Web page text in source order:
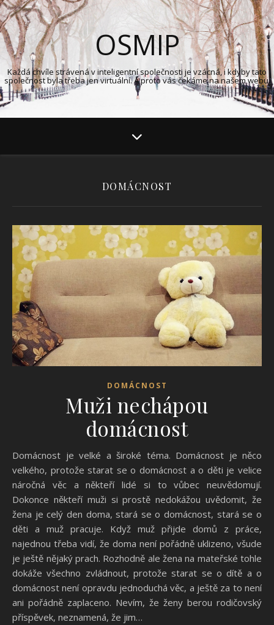
OSMIP
Každá chvíle strávená v inteligentní společnosti je vzácná, i kdyby tato
společnost byla třeba jen virtuální. A proto vás čekáme na našem webu.
DOMÁCNOST
DOMÁCNOST
Muži nechápou
domácnost
Domácnost je velké a široké téma. Domácnost je něco
velkého, protože starat se o domácnost a o děti je velice
náročná věc a někteří lidé si to vůbec neuvědomují.
Dokonce někteří muži si prostě nedokážou uvědomit, že
žena je celý den doma, stará se o domácnost, stará se o
děti a muž pracuje. Když muž přijde domů z práce,
najednou třeba vidí, že doma není pořádně uklizeno, všude
je ještě nějaký prach. Rozhodně ale žena na mateřské tohle
dokáže všechno zvládnout, protože starat se o dítě a o
domácnost není opravdu jednoduchá věc, a ještě za to není
ani pořádně zaplaceno. Nevím, že ženy berou rodičovský
příspěvek, neznamená, že jim…